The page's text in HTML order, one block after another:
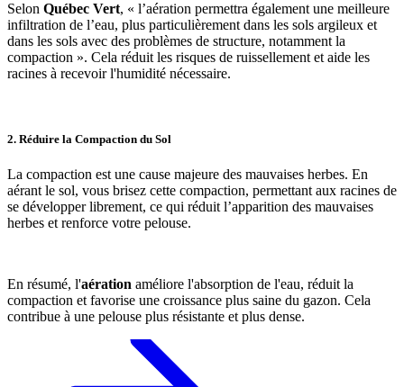
Selon Québec Vert, « l’aération permettra également une meilleure
infiltration de l’eau, plus particulièrement dans les sols argileux et
dans les sols avec des problèmes de structure, notamment la
compaction ». Cela réduit les risques de ruissellement et aide les
racines à recevoir l'humidité nécessaire.
2. Réduire la Compaction du Sol
La compaction est une cause majeure des mauvaises herbes. En
aérant le sol, vous brisez cette compaction, permettant aux racines de
se développer librement, ce qui réduit l’apparition des mauvaises
herbes et renforce votre pelouse.
En résumé, l'aération améliore l'absorption de l'eau, réduit la
compaction et favorise une croissance plus saine du gazon. Cela
contribue à une pelouse plus résistante et plus dense.